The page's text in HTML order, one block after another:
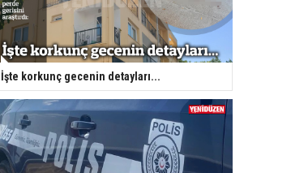
İşte korkunç gecenin detayları...